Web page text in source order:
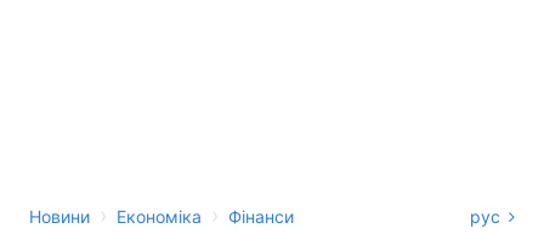
Новини › Економіка › Фінанси рус